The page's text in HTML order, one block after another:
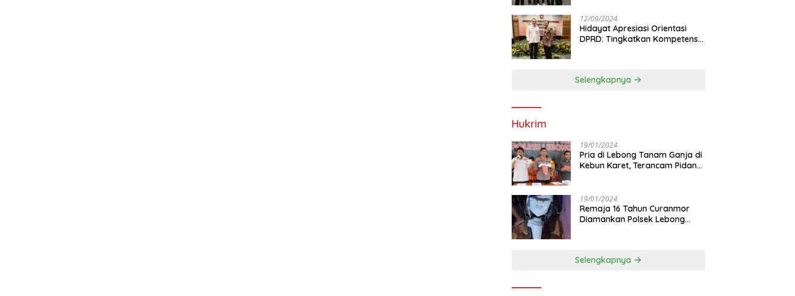
12/09/2024
Hidayat Apresiasi Orientasi
DPRD: Tingkatkan Kompetensi
Selengkapnya
Hukrim
19/01/2024
Pria di Lebong Tanam Ganja di
Kebun Karet, Terancam Pidana
19/01/2024
Remaja 16 Tahun Curanmor
Diamankan Polsek Lebong
Selengkapnya